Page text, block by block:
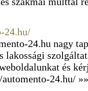
24.hu/
24.hu nagy
lakossági
és
24.hu/